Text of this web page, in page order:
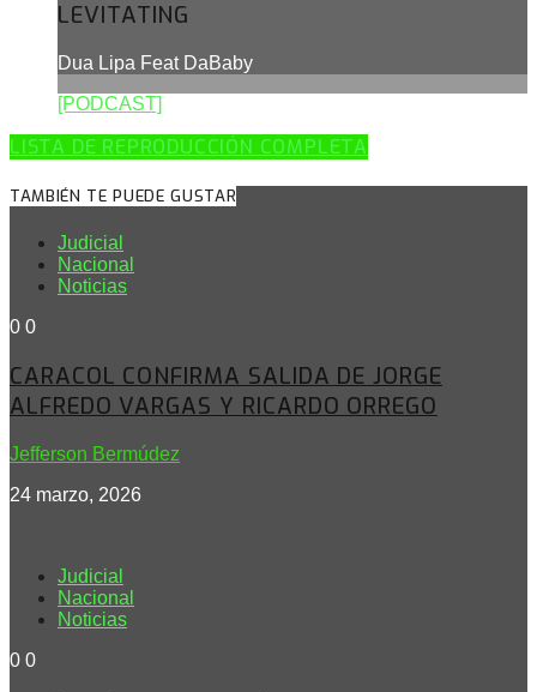
LEVITATING
Dua Lipa Feat DaBaby
[PODCAST]
LISTA DE REPRODUCCIÓN COMPLETA
TAMBIÉN TE PUEDE GUSTAR
Judicial
Nacional
Noticias
0 0
CARACOL CONFIRMA SALIDA DE JORGE
ALFREDO VARGAS Y RICARDO ORREGO
Jefferson Bermúdez
24 marzo, 2026
Judicial
Nacional
Noticias
0 0